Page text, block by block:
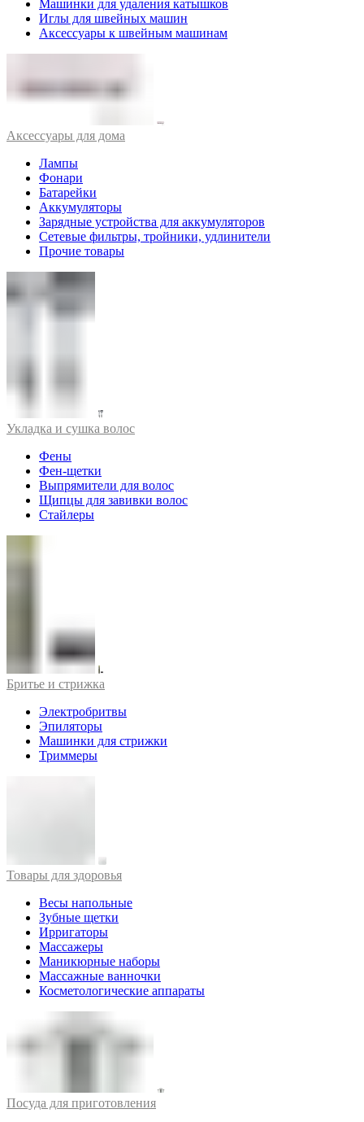
Машинки для удаления катышков
Иглы для швейных машин
Аксессуары к швейным машинам
Аксессуары для дома
Лампы
Фонари
Батарейки
Аккумуляторы
Зарядные устройства для аккумуляторов
Сетевые фильтры, тройники, удлинители
Прочие товары
Укладка и сушка волос
Фены
Фен-щетки
Выпрямители для волос
Щипцы для завивки волос
Стайлеры
Бритье и стрижка
Электробритвы
Эпиляторы
Машинки для стрижки
Триммеры
Товары для здоровья
Весы напольные
Зубные щетки
Ирригаторы
Массажеры
Маникюрные наборы
Массажные ванночки
Косметологические аппараты
Посуда для приготовления